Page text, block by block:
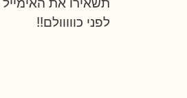
לפני כווווולם!!